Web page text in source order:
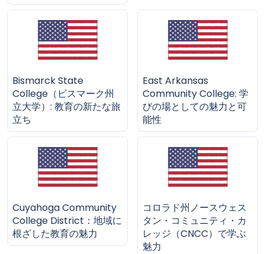
Bismarck State
College（ビスマーク州
立大学）: 教育の新たな旅
立ち
East Arkansas
Community College: 学
びの場としての魅力と可
能性
Cuyahoga Community
College District：地域に
根ざした教育の魅力
コロラド州ノースウェス
タン・コミュニティ・カ
レッジ（CNCC）で学ぶ
魅力